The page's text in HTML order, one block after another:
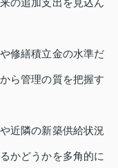
の追加支出を見込ん
修繕積立金の水準だ
ら管理の質を把握す
近隣の新築供給状況
かどうかを多角的に